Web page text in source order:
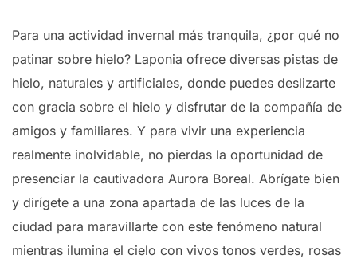
Para una actividad invernal más tranquila, ¿por qué no
patinar sobre hielo? Laponia ofrece diversas pistas de
hielo, naturales y artificiales, donde puedes deslizarte
con gracia sobre el hielo y disfrutar de la compañía de
amigos y familiares. Y para vivir una experiencia
realmente inolvidable, no pierdas la oportunidad de
presenciar la cautivadora Aurora Boreal. Abrígate bien
y dirígete a una zona apartada de las luces de la
ciudad para maravillarte con este fenómeno natural
mientras ilumina el cielo con vivos tonos verdes, rosas